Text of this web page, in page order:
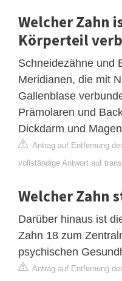
Welcher Zahn
Körperteil
Schneidezähne und
Meridianen, die mit
Gallenblase
Prämolaren und
Dickdarm und
Antrag auf Entfernung
vollständige Antwort auf
Welcher Zahn
Darüber hinaus ist
Zahn 18 zum
psychischen
Antrag auf Entfernung